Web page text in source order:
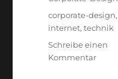
Schlagwörter
corporate-design,
internet,technik
Schreibe einen
Kommentarzu